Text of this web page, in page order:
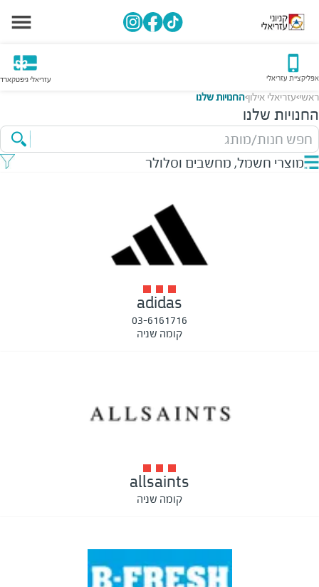
אפליקציית עזריאלי עזריאלי גיפטקארד
ראשי>עזריאלי אילון>החנויות שלנו
החנויות שלנו
חפש חנות/מותג
מוצרי חשמל, מחשבים וסלולר
adidas
03-6161716
קומה שניה
allsaints
קומה שניה